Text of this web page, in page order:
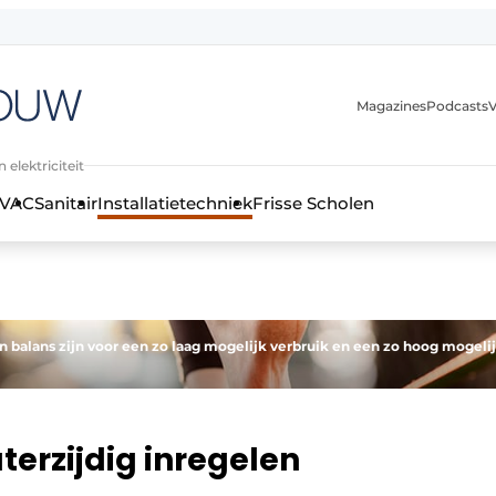
elektriciteit
MagazinesPodcasts
SanitairInstallatietechniekFrisse Scholen
zijn voor een zo laag mogelijk verbruik en een zo hoog
inregelen